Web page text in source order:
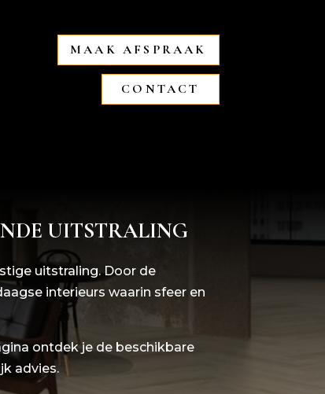
MAAK AFSPRAAK
CONTACT
UITSTRALING
uitstraling. Door de
interieurs waarin sfeer en
ontdek je de beschikbare
advies.